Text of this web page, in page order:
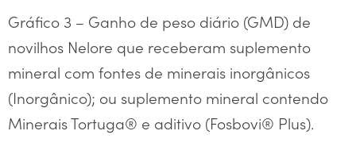
Gráfico 3 – Ganho de peso diário (GMD) de
novilhos Nelore que receberam suplemento
mineral com fontes de minerais inorgânicos
(Inorgânico); ou suplemento mineral contendo
Minerais Tortuga® e aditivo (Fosbovi® Plus).